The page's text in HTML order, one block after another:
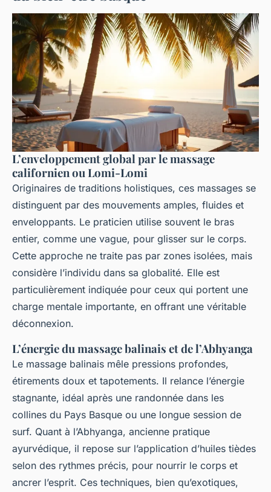
L’enveloppement global par le massage
californien ou Lomi-Lomi
Originaires de traditions holistiques, ces massages se
distinguent par des mouvements amples, fluides et
enveloppants. Le praticien utilise souvent le bras
entier, comme une vague, pour glisser sur le corps.
Cette approche ne traite pas par zones isolées, mais
considère l’individu dans sa globalité. Elle est
particulièrement indiquée pour ceux qui portent une
charge mentale importante, en offrant une véritable
déconnexion.
L’énergie du massage balinais et de l’Abhyanga
Le massage balinais mêle pressions profondes,
étirements doux et tapotements. Il relance l’énergie
stagnante, idéal après une randonnée dans les
collines du Pays Basque ou une longue session de
surf. Quant à l’Abhyanga, ancienne pratique
ayurvédique, il repose sur l’application d’huiles tièdes
selon des rythmes précis, pour nourrir le corps et
ancrer l’esprit. Ces techniques, bien qu’exotiques,